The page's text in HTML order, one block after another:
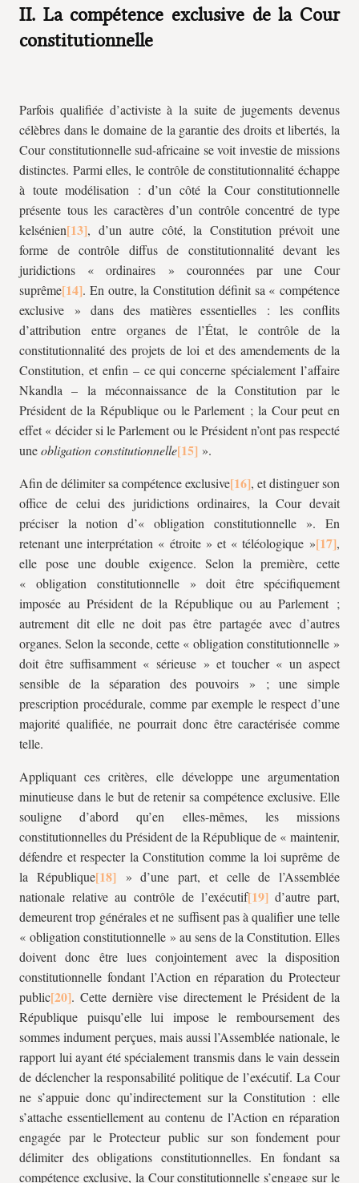
II. La compétence exclusive de la Cour
constitutionnelle
Parfois qualifiée d’activiste à la suite de jugements devenus
célèbres dans le domaine de la garantie des droits et libertés, la
Cour constitutionnelle sud-africaine se voit investie de missions
distinctes. Parmi elles, le contrôle de constitutionnalité échappe
à toute modélisation : d’un côté la Cour constitutionnelle
présente tous les caractères d’un contrôle concentré de type
kelsénien
, d’un autre côté, la Constitution prévoit une
forme de contrôle diffus de constitutionnalité devant les
juridictions « ordinaires » couronnées par une Cour
suprême
. En outre, la Constitution définit sa « compétence
exclusive » dans des matières essentielles : les conflits
d’attribution entre organes de l’État, le contrôle de la
constitutionnalité des projets de loi et des amendements de la
Constitution, et enfin – ce qui concerne spécialement l’affaire
Nkandla – la méconnaissance de la Constitution par le
Président de la République ou le Parlement ; la Cour peut en
effet « décider si le Parlement ou le Président n’ont pas respecté
uneobligation constitutionnelle
».
Afin de délimiter sa compétence exclusive
, et distinguer son
office de celui des juridictions ordinaires, la Cour devait
préciser la notion d’« obligation constitutionnelle ». En
retenant une interprétation « étroite » et « téléologique »
,
elle pose une double exigence. Selon la première, cette
« obligation constitutionnelle » doit être spécifiquement
imposée au Président de la République ou au Parlement ;
autrement dit elle ne doit pas être partagée avec d’autres
organes. Selon la seconde, cette « obligation constitutionnelle »
doit être suffisamment « sérieuse » et toucher « un aspect
sensible de la séparation des pouvoirs » ; une simple
prescription procédurale, comme par exemple le respect d’une
majorité qualifiée, ne pourrait donc être caractérisée comme
telle.
Appliquant ces critères, elle développe une argumentation
minutieuse dans le but de retenir sa compétence exclusive. Elle
souligne d’abord qu’en elles-mêmes, les missions
constitutionnelles du Président de la République de « maintenir,
défendre et respecter la Constitution comme la loi suprême de
la République
» d’une part, et celle de l’Assemblée
nationale relative au contrôle de l’exécutif
d’autre part,
demeurent trop générales et ne suffisent pas à qualifier une telle
« obligation constitutionnelle » au sens de la Constitution. Elles
doivent donc être lues conjointement avec la disposition
constitutionnelle fondant l’Action en réparation du Protecteur
public
. Cette dernière vise directement le Président de la
République puisqu’elle lui impose le remboursement des
sommes indument perçues, mais aussi l’Assemblée nationale, le
rapport lui ayant été spécialement transmis dans le vain dessein
de déclencher la responsabilité politique de l’exécutif. La Cour
ne s’appuie donc qu’indirectement sur la Constitution : elle
s’attache essentiellement au contenu de l’Action en réparation
engagée par le Protecteur public sur son fondement pour
délimiter des obligations constitutionnelles. En fondant sa
compétence exclusive, la Cour constitutionnelle s’engage sur le